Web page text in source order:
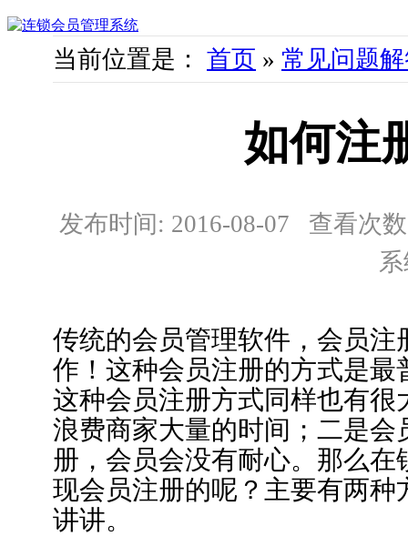
当前位置是： 首页 » 常见问题
如何注
发布时间: 2016-08-07 查看次
传统的会员管理软件，会员
作！这种会员注册的方式是
这种会员注册方式同样也有
浪费商家大量的时间；二是
册，会员会没有耐心。那么
现会员注册的呢？主要有两
讲讲。